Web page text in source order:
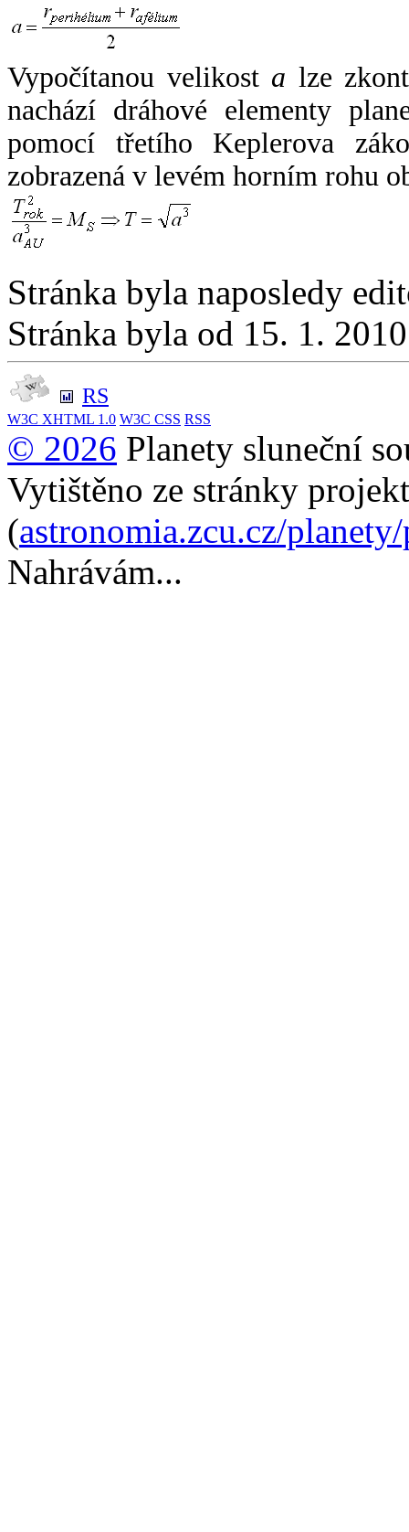
Vypočítanou velikost a lze
nachází dráhové elementy
pomocí třetího Keplerova
zobrazená v levém horním rohu
Stránka byla naposledy
Stránka byla od 15. 1.
RS
W3C XHTML 1.0 W3C CSS RSS
© 2026 Planety sluneční
Vytištěno ze stránky
(astronomia.zcu.cz/
Nahrávám...